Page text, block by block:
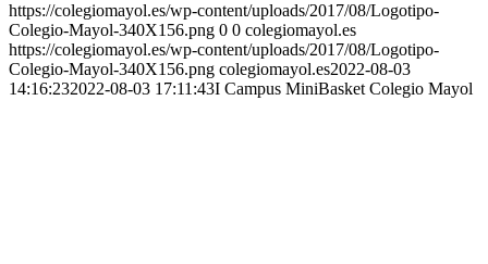
https://colegiomayol.es/wp-content/uploads/2017/08/Logotipo-
Colegio-Mayol-340X156.png 0 0 colegiomayol.es
https://colegiomayol.es/wp-content/uploads/2017/08/Logotipo-
Colegio-Mayol-340X156.png colegiomayol.es2022-08-03
14:16:232022-08-03 17:11:43I Campus MiniBasket Colegio Mayol